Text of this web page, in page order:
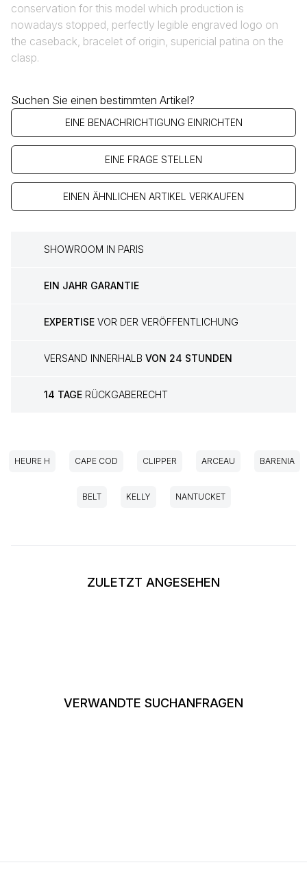
conservation for this model which production is
nowadays stopped, perfectly legible engraved logo on
the caseback, bracelet of origin, supericial patina on the
clasp.
Suchen Sie einen bestimmten Artikel?
EINE BENACHRICHTIGUNG EINRICHTEN
EINE FRAGE STELLEN
EINEN ÄHNLICHEN ARTIKEL VERKAUFEN
SHOWROOM IN PARIS
EIN JAHR GARANTIE
EXPERTISE VOR DER VERÖFFENTLICHUNG
VERSAND INNERHALB VON 24 STUNDEN
14 TAGE RÜCKGABERECHT
HEURE H CAPE COD CLIPPER ARCEAU BARENIA
BELT KELLY NANTUCKET
ZULETZT ANGESEHEN
VERWANDTE SUCHANFRAGEN